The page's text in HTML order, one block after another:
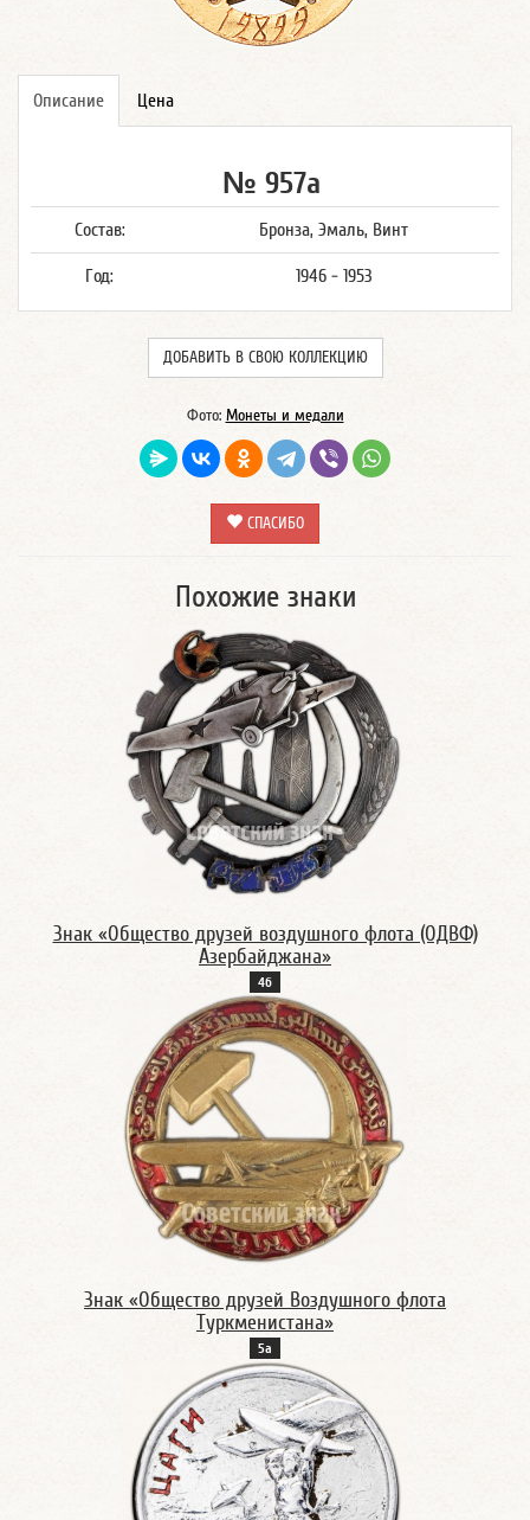
Описание Цена
№ 957а
Состав: Бронза, Эмаль, Винт
Год: 1946 - 1953
ДОБАВИТЬ В СВОЮ КОЛЛЕКЦИЮ
Фото: Монеты и медали
СПАСИБО
Похожие знаки
Знак «Общество друзей воздушного флота (ОДВФ)
Азербайджана»
4б
Знак «Общество друзей Воздушного флота
Туркменистана»
5а